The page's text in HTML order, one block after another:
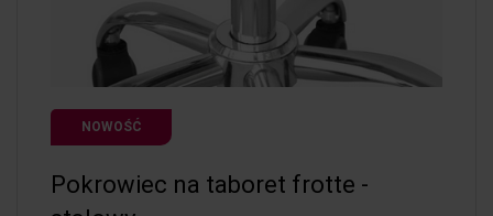
NOWOŚĆ
Pokrowiec na taboret frotte -